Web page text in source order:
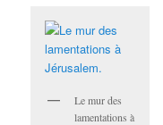
Le mur des
lamentations à